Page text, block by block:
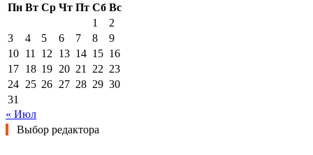
Пн Вт Ср Чт Пт Сб Вс
1
2
3
4 5 6 7 8
9
10 11 12 13 14 15 16
17 18 19 20 21 22 23
24 25 26 27 28 29 30
31
« Июл
Выбор редактора